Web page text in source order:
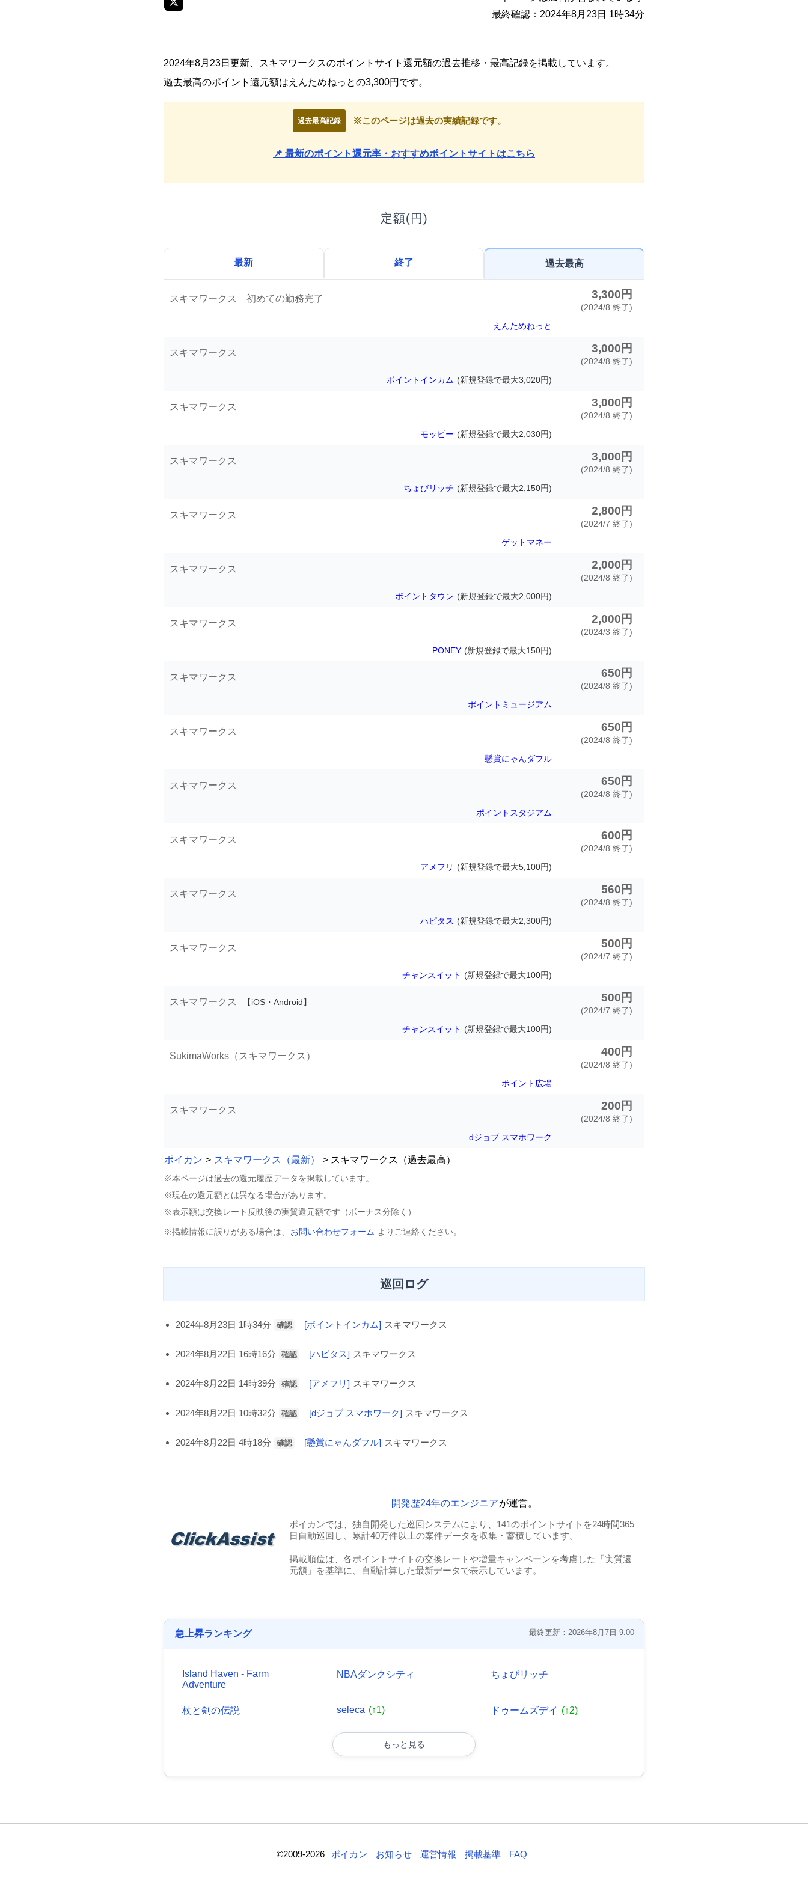
最終確認：2024年8月23日 1時34分
2024年8月23日更新、スキマワークスのポイントサイト還元額の過去推移・最高記録を掲載しています。
過去最高のポイント還元額はえんためねっとの3,300円です。
過去最高記録 ※このページは過去の実績記録です。
📌 最新のポイント還元率・おすすめポイントサイトはこちら
定額(円)
最新 終了 過去最高
スキマワークス 初めての勤務完了 3,300円
(2024/8 終了)
えんためねっと
スキマワークス 3,000円
(2024/8 終了)
ポイントインカム (新規登録で最大3,020円)
スキマワークス 3,000円
(2024/8 終了)
モッピー (新規登録で最大2,030円)
スキマワークス 3,000円
(2024/8 終了)
ちょびリッチ (新規登録で最大2,150円)
スキマワークス 2,800円
(2024/7 終了)
ゲットマネー
スキマワークス 2,000円
(2024/8 終了)
ポイントタウン (新規登録で最大2,000円)
スキマワークス 2,000円
(2024/3 終了)
PONEY (新規登録で最大150円)
スキマワークス 650円
(2024/8 終了)
ポイントミュージアム
スキマワークス 650円
(2024/8 終了)
懸賞にゃんダフル
スキマワークス 650円
(2024/8 終了)
ポイントスタジアム
スキマワークス 600円
(2024/8 終了)
アメフリ (新規登録で最大5,100円)
スキマワークス 560円
(2024/8 終了)
ハピタス (新規登録で最大2,300円)
スキマワークス 500円
(2024/7 終了)
チャンスイット (新規登録で最大100円)
スキマワークス 【iOS・Android】 500円
(2024/7 終了)
チャンスイット (新規登録で最大100円)
SukimaWorks（スキマワークス） 400円
(2024/8 終了)
ポイント広場
スキマワークス 200円
(2024/8 終了)
dジョブ スマホワーク
ポイカン > スキマワークス（最新） > スキマワークス（過去最高）
※本ページは過去の還元履歴データを掲載しています。
※現在の還元額とは異なる場合があります。
※表示額は交換レート反映後の実質還元額です（ボーナス分除く）
※掲載情報に誤りがある場合は、 お問い合わせフォーム よりご連絡ください。
巡回ログ
2024年8月23日 1時34分 確認 [ポイントインカム] スキマワークス
2024年8月22日 16時16分 確認 [ハピタス] スキマワークス
2024年8月22日 14時39分 確認 [アメフリ] スキマワークス
2024年8月22日 10時32分 確認 [dジョブ スマホワーク] スキマワークス
2024年8月22日 4時18分 確認 [懸賞にゃんダフル] スキマワークス
開発歴24年のエンジニアが運営。
ポイカンでは、独自開発した巡回システムにより、141のポイントサイトを24時間365
日自動巡回し、累計40万件以上の案件データを収集・蓄積しています。
掲載順位は、各ポイントサイトの交換レートや増量キャンペーンを考慮した「実質還
元額」を基準に、自動計算した最新データで表示しています。
急上昇ランキング 最終更新：2026年8月7日 9:00
Island Haven - Farm
Adventure
NBAダンクシティ ちょびリッチ
杖と剣の伝説 seleca (↑1) ドゥームズデイ (↑2)
もっと見る
©2009-2026 ポイカン お知らせ 運営情報 掲載基準 FAQ